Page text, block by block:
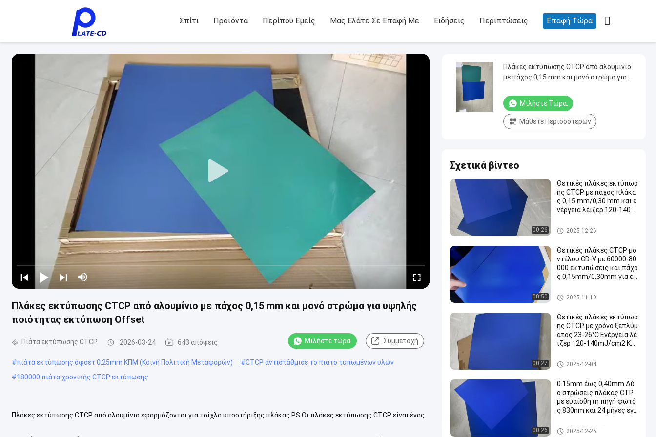
Σπίτι Προϊόντα Περίπου Εμείς Μας Ελάτε Σε Επαφή Με Ειδήσεις Περιπτώσεις Επαφή Τώρα 
Πλάκες εκτύπωσης CTCP από αλουμίνιο με πάχος 0,15 mm και μονό στρώμα για υψηλής
ποιότητας εκτύπωση Offset
Πιάτα εκτύπωσης CTCP 2026-03-24 643 απόψεις Μιλήστε τώρα. Συμμετοχή
#πιάτα εκτύπωσης όφσετ 0.25mm ΚΠΜ (Κοινή Πολιτική Μεταφορών) #CTCP αντιστάθμισε το πιάτο τυπωμένων υλών
#180000 πιάτα χρονικής CTCP εκτύπωσης
Πλάκες εκτύπωσης CTCP από αλουμίνιο εφαρμόζονται για τσίχλα υποστήριξης πλάκας PS Οι πλάκες εκτύπωσης CTCP είναι ένας
Πλάκες εκτύπωσης CTCP από αλουμίνιο
με πάχος 0,15 mm και μονό στρώμα για
Μιλήστε Τώρα.
Μάθετε Περισσότερων
Σχετικά βίντεο
00:26
Θετικές πλάκες εκτύπωσ
ης CTCP με πάχος πλάκα
ς 0,15 mm/0,30 mm και ε
νέργεια λέιζερ 120-140
0 εκτυπώσεις
Πιάτα εκτύπωσης CTCP
2025-12-26
00:50
Θετικές πλάκες CTCP μο
ντέλου CD-V με 60000-80
000 εκτυπώσεις και πάχο
ς 0,15mm/0,30mm για εκ
te
Πιάτα εκτύπωσης CTCP
2025-11-19
00:27
Θετικές πλάκες εκτύπωσ
ης CTCP με χρόνο ξεπλύμ
ατος 23-26°C Ενέργεια λέ
ιζερ 120-140mJ/cm2 Και
ς
Πιάτα εκτύπωσης CTCP
2025-12-04
00:26
0.15mm έως 0,40mm Δύ
ο στρώσεις πλάκας CTP
με ευαίσθητη πηγή φωτό
ς 830nm και 24 μήνες εγγ
Διπλό πιάτο στρώματος ΚΠΜ
2025-12-26